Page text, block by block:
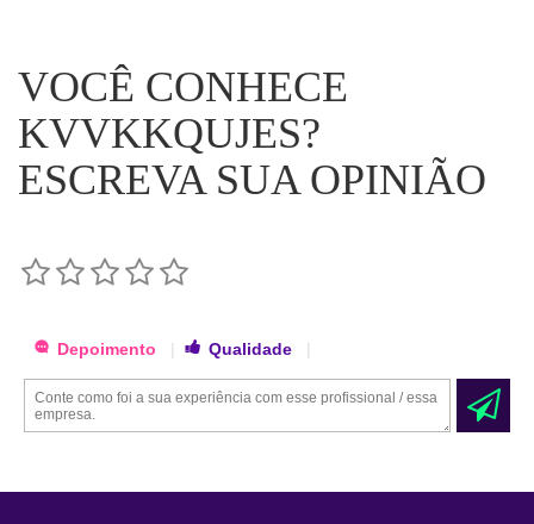
VOCÊ CONHECE
KVVKKQUJES?
ESCREVA SUA OPINIÃO
Depoimento | Qualidade |